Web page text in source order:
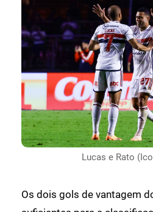
Lucas e Rato
Os dois gols de vantagem